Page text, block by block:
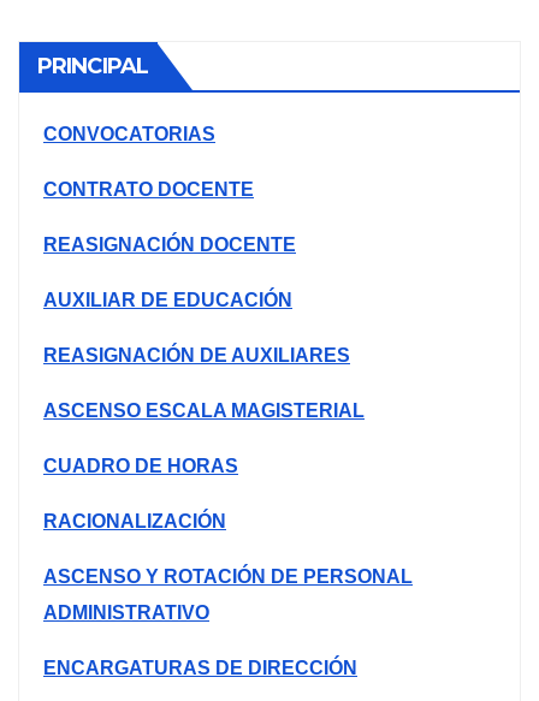
PRINCIPAL
CONVOCATORIAS
CONTRATO DOCENTE
REASIGNACIÓN DOCENTE
AUXILIAR DE EDUCACIÓN
REASIGNACIÓN DE AUXILIARES
ASCENSO ESCALA MAGISTERIAL
CUADRO DE HORAS
RACIONALIZACIÓN
ASCENSO Y ROTACIÓN DE PERSONAL
ADMINISTRATIVO
ENCARGATURAS DE DIRECCIÓN